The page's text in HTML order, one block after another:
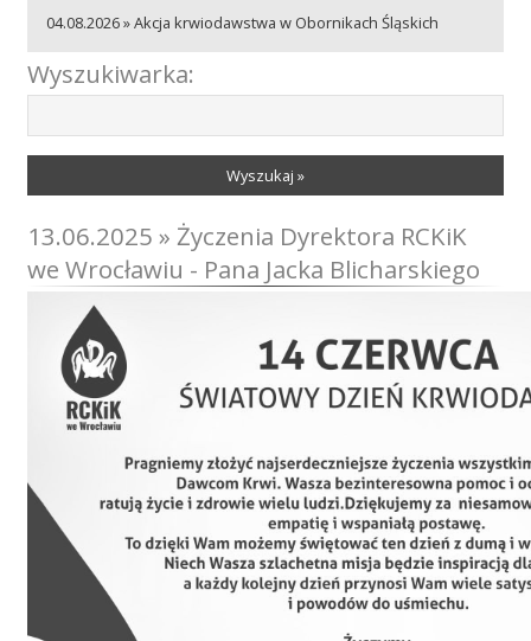
Badania
Przetargi
Praca
04.08.2026 » Akcja krwiodawstwa w Obornikach Śląskich
Wyszukiwarka:
Wyszukaj »
13.06.2025 » Życzenia Dyrektora RCKiK
we Wrocławiu - Pana Jacka Blicharskiego